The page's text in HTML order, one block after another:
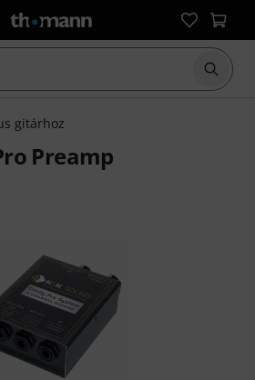
gitárhoz
Preamp
összesen 10 értékelés alapján